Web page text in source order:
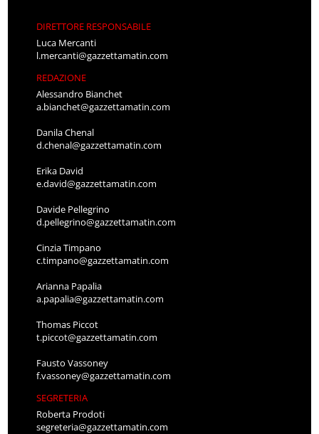
DIRETTORE RESPONSABILE
Luca Mercanti
l.mercanti@gazzettamatin.com
REDAZIONE
Alessandro Bianchet
a.bianchet@gazzettamatin.com
Danila Chenal
d.chenal@gazzettamatin.com
Erika David
e.david@gazzettamatin.com
Davide Pellegrino
d.pellegrino@gazzettamatin.com
Cinzia Timpano
c.timpano@gazzettamatin.com
Arianna Papalia
a.papalia@gazzettamatin.com
Thomas Piccot
t.piccot@gazzettamatin.com
Fausto Vassoney
f.vassoney@gazzettamatin.com
SEGRETERIA
Roberta Prodoti
segreteria@gazzettamatin.com